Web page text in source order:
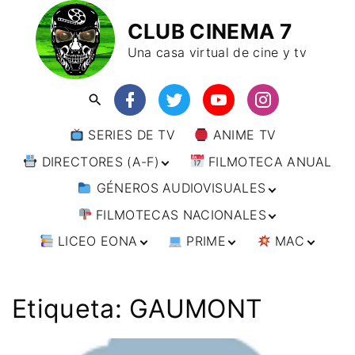
CLUB CINEMA 7
Una casa virtual de cine y tv
SERIES DE TV
ANIME TV
DIRECTORES (A-F)
DIRECTORES (F-L)
DIRECTORES (L-
W)
FILMOTECA ANUAL
GÉNEROS AUDIOVISUALES
ANIMACIÓN
ARTES MARCIALES
CINE DOCUMENTAL
CINE NEGRO / CRIMEN /
ESPIONAJE
FILMOTECAS NACIONALES
AFRICA
BRASIL
ESTADOS UNIDOS
INDIA
RUSIA
EUROPA
AUSTRIA
OCEANIA AUSTRALIA
LICEO EONA
TALLERES
ONLINE
PRIME
IMPRESCINDIBLES
MAC
Etiqueta: GAUMONT